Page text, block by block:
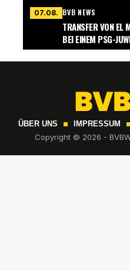
07.08. BVB NEWS
TRANSFER VON EL
BEI EINEM PSG-
ÜBER UNS IMPRESSUM
Copyright © 2026 -